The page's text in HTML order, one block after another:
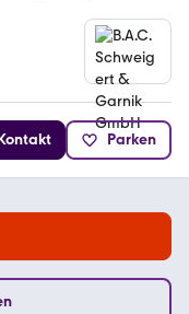
Parken